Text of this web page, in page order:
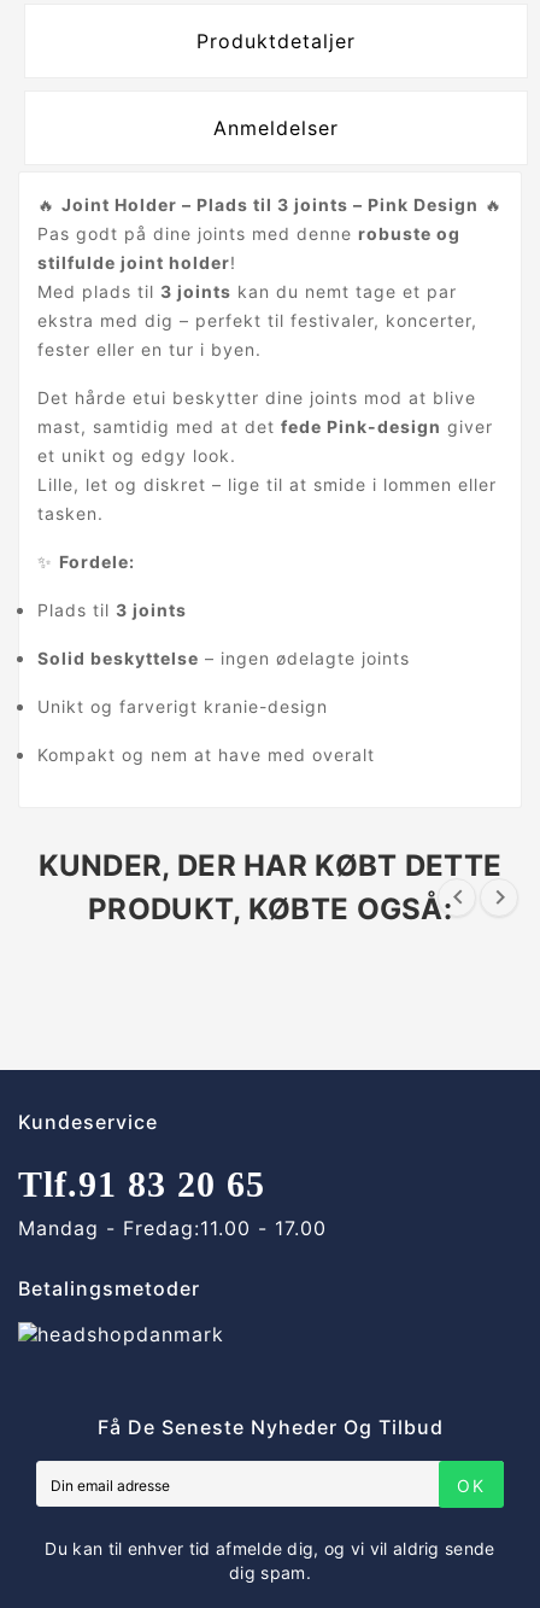
Produktdetaljer
Anmeldelser
🔥 Joint Holder – Plads til 3 joints – Pink Design 🔥
Pas godt på dine joints med denne robuste og
stilfulde joint holder!
Med plads til 3 joints kan du nemt tage et par
ekstra med dig – perfekt til festivaler, koncerter,
fester eller en tur i byen.
Det hårde etui beskytter dine joints mod at blive
mast, samtidig med at det fede Pink-design giver
et unikt og edgy look.
Lille, let og diskret – lige til at smide i lommen eller
tasken.
✨ Fordele:
Plads til 3 joints
Solid beskyttelse – ingen ødelagte joints
Unikt og farverigt kranie-design
Kompakt og nem at have med overalt
KUNDER, DER HAR KØBT DETTE
PRODUKT, KØBTE OGSÅ: 
Kundeservice
Tlf.91 83 20 65
Mandag - Fredag:11.00 - 17.00
Betalingsmetoder
Få De Seneste Nyheder Og Tilbud
OK
Du kan til enhver tid afmelde dig, og vi vil aldrig sende
dig spam.